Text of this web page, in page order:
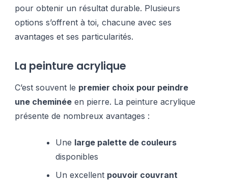
pour obtenir un résultat durable. Plusieurs
options s’offrent à toi, chacune avec ses
avantages et ses particularités.
La peinture acrylique
C’est souvent le premier choix pour peindre
une cheminée en pierre. La peinture acrylique
présente de nombreux avantages :
Une large palette de couleurs
disponibles
Un excellent pouvoir couvrant